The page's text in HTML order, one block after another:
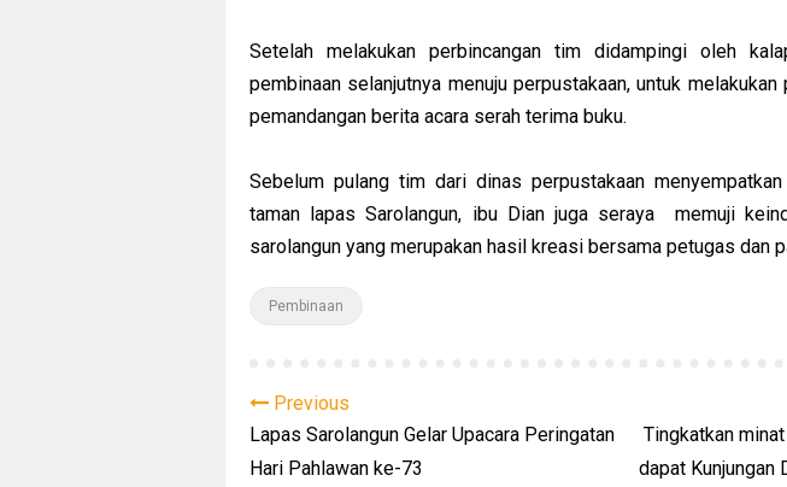
Setelah melakukan perbincangan tim didampingi oleh
pembinaan selanjutnya menuju perpustakaan, untuk
pemandangan berita acara serah terima buku.
Sebelum pulang tim dari dinas perpustakaan
taman lapas Sarolangun, ibu Dian juga seraya memuji
sarolangun yang merupakan hasil kreasi bersama petugas dan
Pembinaan
Tingkatkan
dapat Kunjungan
Previous
Lapas Sarolangun Gelar Upacara Peringatan
Hari Pahlawan ke-73